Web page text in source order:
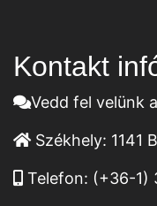
Kontakt
Vedd fel velünk
Székhely: 1141
Telefon: (+36-1)